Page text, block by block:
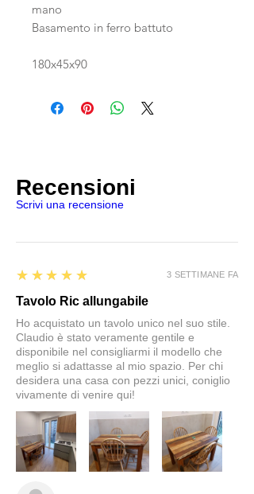
mano
Basamento in ferro battuto
180x45x90
Recensioni
Scrivi una recensione
5
★★★★★
Tavolo Ric allungabile
Ho acquistato un tavolo unico nel suo stile.
Claudio è stato veramente gentile e
disponibile nel consigliarmi il modello che
meglio si adattasse al mio spazio. Per chi
desidera una casa con pezzi unici, coniglio
vivamente di venire qui!
3 SETTIMANE FA